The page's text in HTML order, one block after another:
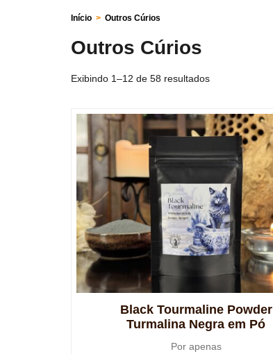
Início > Outros Cúrios
Outros Cúrios
Exibindo 1–12 de 58 resultados
Black Tourmaline Powder
Turmalina Negra em Pó
Por apenas